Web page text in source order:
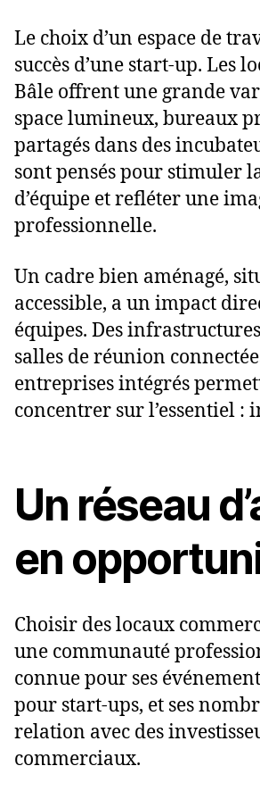
Le choix d’un espace de
succès d’une start-up. Les
Bâle offrent une grande
space lumineux, bureaux
partagés dans des
sont pensés pour stimuler
d’équipe et refléter une
professionnelle.
Un cadre bien aménagé,
accessible, a un impact
équipes. Des
salles de réunion
entreprises intégrés
concentrer sur l’essentiel :
Un réseau
en
Choisir des locaux
une communauté
connue pour ses
pour start-ups, et ses
relation avec des
commerciaux.